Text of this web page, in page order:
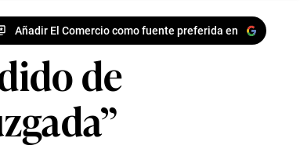
Añadir El Comercio como fuente preferida en
de